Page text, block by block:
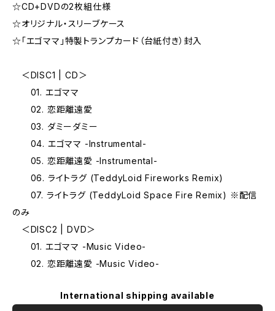
☆CD+DVDの2枚組仕様
☆オリジナル・スリーブケース
☆「エゴママ」特製トランプカード（台紙付き）封入
＜DISC1 | CD＞
01. エゴママ
02. 恋距離遠愛
03. ダミーダミー
04. エゴママ -Instrumental-
05. 恋距離遠愛 -Instrumental-
06. ライトラグ (TeddyLoid Fireworks Remix)
07. ライトラグ (TeddyLoid Space Fire Remix) ※配信
のみ
＜DISC2 | DVD＞
01. エゴママ -Music Video-
02. 恋距離遠愛 -Music Video-
International shipping available